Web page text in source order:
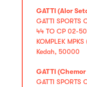
GATTI (Alor
GATTI SPORTS
44 TO CP 02-
KOMPLEK MPKS
Kedah, 50000
GATTI
GATTI SPORTS